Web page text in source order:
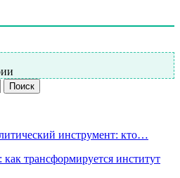
инструмент: кто…
трансформируется институт